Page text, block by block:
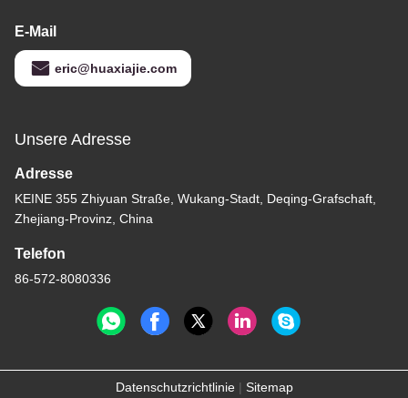
E-Mail
eric@huaxiajie.com
Unsere Adresse
Adresse
KEINE 355 Zhiyuan Straße, Wukang-Stadt, Deqing-Grafschaft,
Zhejiang-Provinz, China
Telefon
86-572-8080336
Datenschutzrichtlinie| Sitemap